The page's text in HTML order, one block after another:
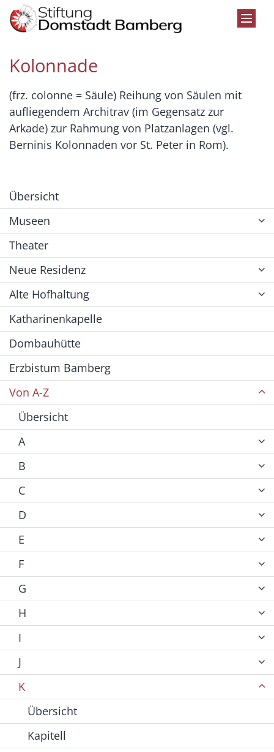
Zum Inhalt springen
Kolonnade
(frz. colonne = Säule) Reihung von Säulen mit
aufliegendem Architrav (im Gegensatz zur
Arkade) zur Rahmung von Platzanlagen (vgl.
Berninis Kolonnaden vor St. Peter in Rom).
Übersicht
Museen
Theater
Neue Residenz
Alte Hofhaltung
Katharinenkapelle
Dombauhütte
Erzbistum Bamberg
Von A-Z
Übersicht
A
B
C
D
E
F
G
H
I
J
K
Übersicht
Kapitell